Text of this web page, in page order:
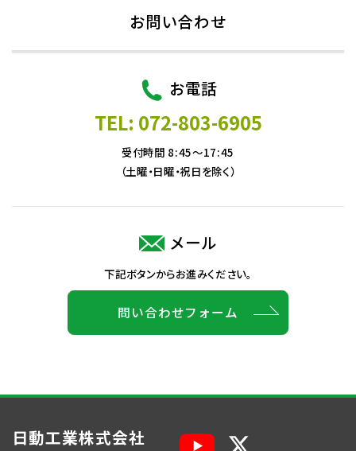
お問い合わせ
お電話
TEL: 072-803-6905
受付時間 8:45～17:45
（土曜・日曜・祝日を除く）
メール
下記ボタンからお進みください。
問い合わせフォーム
日動工業株式会社